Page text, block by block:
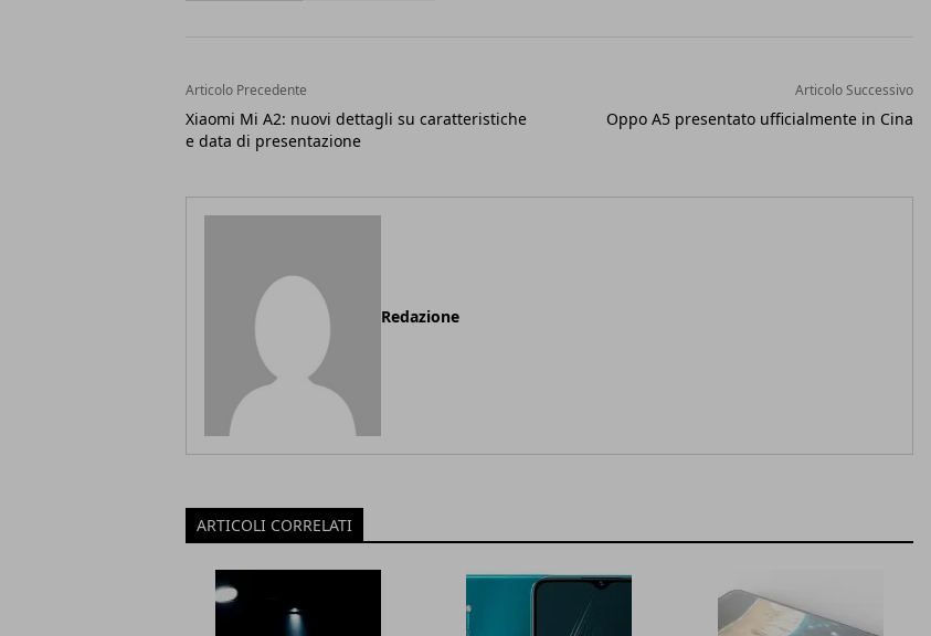
Articolo Precedente
Xiaomi Mi A2: nuovi dettagli su caratteristiche
e data di presentazione
Articolo Successivo
Oppo A5 presentato ufficialmente in Cina
Redazione
ARTICOLI CORRELATI